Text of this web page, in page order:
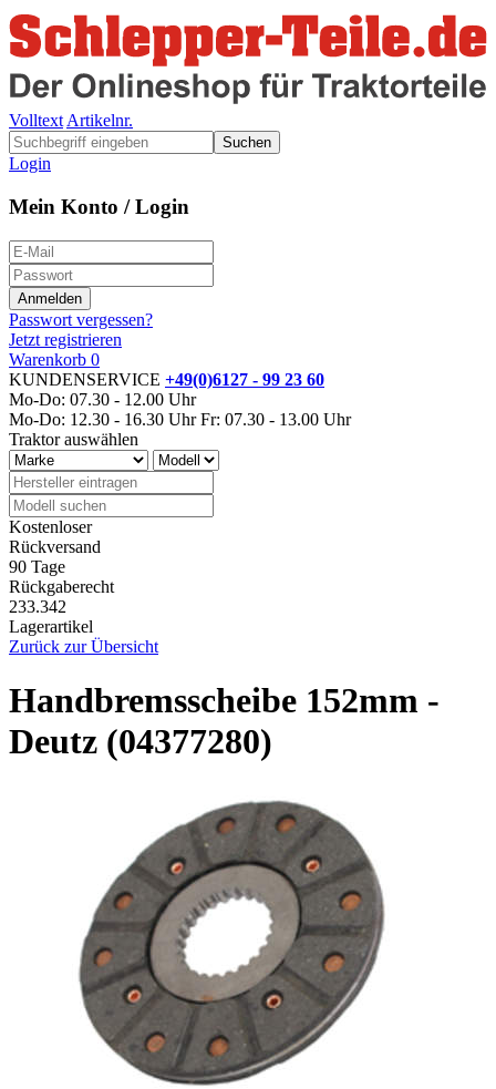
Volltext Artikelnr.
Suchen
Login
Mein Konto / Login
Passwort vergessen?
Jetzt registrieren
Warenkorb 0
KUNDENSERVICE +49(0)6127 - 99 23 60
Mo-Do: 07.30 - 12.00 Uhr
Mo-Do: 12.30 - 16.30 Uhr Fr: 07.30 - 13.00 Uhr
Traktor auswählen
Kostenloser
Rückversand
90 Tage
Rückgaberecht
233.342
Lagerartikel
Zurück zur Übersicht
Handbremsscheibe 152mm -
Deutz (04377280)